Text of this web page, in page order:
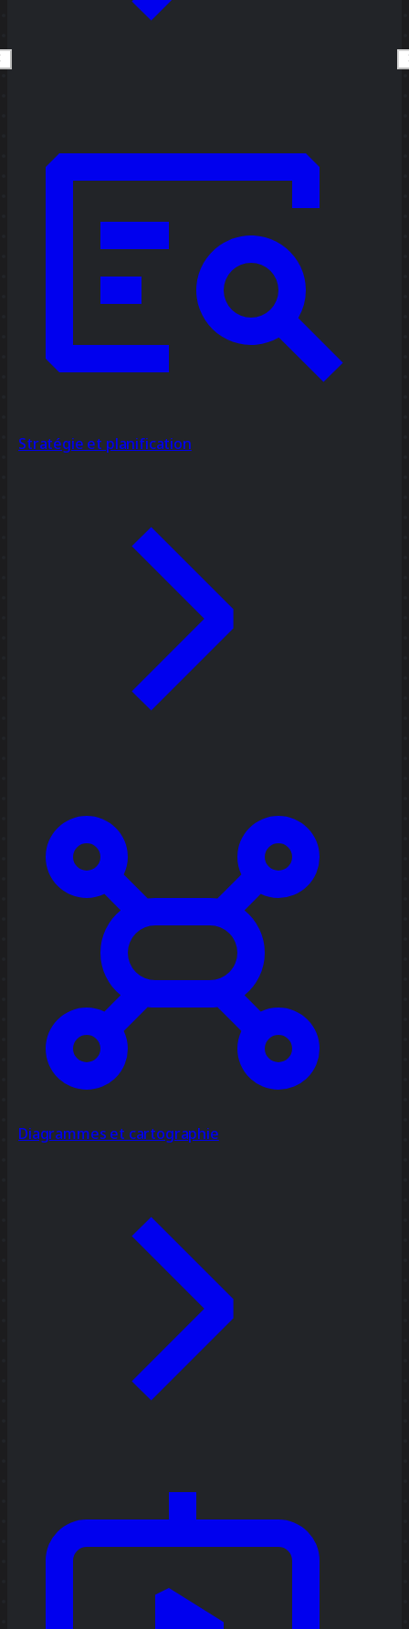
Stratégie et planification
Diagrammes et cartographie